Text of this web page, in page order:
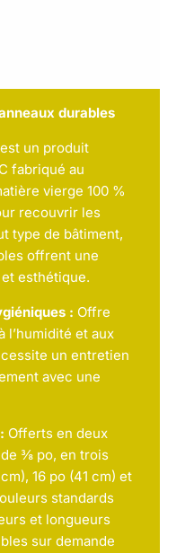
durables
un produit
fabriqué au
vierge 100 %
recouvrir les
type de bâtiment,
offrent une
esthétique.
: Offre
l’humidité et aux
un entretien
avec une
Offerts en deux
⅜ po, en trois
16 po (41 cm) et
standards
et longueurs
sur demande